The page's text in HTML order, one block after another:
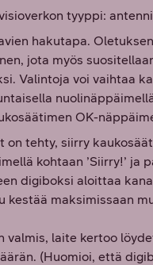
tyyppi:
hakutapa.
jota myös
Valintoja voi vaihtaa
OK-
on tehty, siirry
kohtaan ’Siirry!’ ja
digiboksi aloittaa
kestää maksimissaan
valmis, laite kertoo
(Huomioi, että